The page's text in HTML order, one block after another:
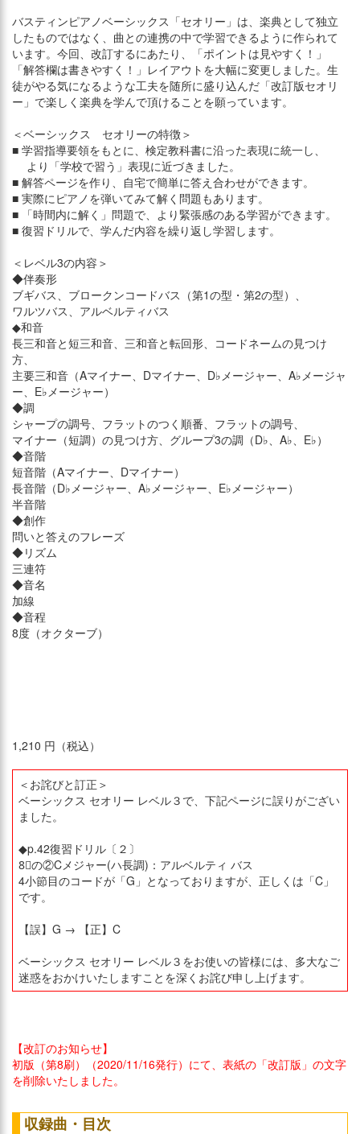
バスティンピアノベーシックス「セオリー」は、楽典として独立
したものではなく、曲との連携の中で学習できるように作られて
います。今回、改訂するにあたり、「ポイントは見やすく！」
「解答欄は書きやすく！」レイアウトを大幅に変更しました。生
徒がやる気になるような工夫を随所に盛り込んだ「改訂版セオリ
ー」で楽しく楽典を学んで頂けることを願っています。
＜ベーシックス セオリーの特徴＞
■ 学習指導要領をもとに、検定教科書に沿った表現に統一し、
より「学校で習う」表現に近づきました。
■ 解答ページを作り、自宅で簡単に答え合わせができます。
■ 実際にピアノを弾いてみて解く問題もあります。
■ 「時間内に解く」問題で、より緊張感のある学習ができます。
■ 復習ドリルで、学んだ内容を繰り返し学習します。
＜レベル3の内容＞
◆伴奏形
ブギバス、ブロークンコードバス（第1の型・第2の型）、
ワルツバス、アルベルティバス
◆和音
長三和音と短三和音、三和音と転回形、コードネームの見つけ
方、
主要三和音（Aマイナー、Dマイナー、D♭メージャー、A♭メージャ
ー、E♭メージャー）
◆調
シャープの調号、フラットのつく順番、フラットの調号、
マイナー（短調）の見つけ方、グループ3の調（D♭、A♭、E♭）
◆音階
短音階（Aマイナー、Dマイナー）
長音階（D♭メージャー、A♭メージャー、E♭メージャー）
半音階
◆創作
問いと答えのフレーズ
◆リズム
三連符
◆音名
加線
◆音程
8度（オクターブ）
1,210 円（税込）
＜お詫びと訂正＞
ベーシックス セオリー レベル３で、下記ページに誤りがござい
ました。
◆p.42復習ドリル〔２〕
8⃣の②Cメジャー(ハ長調)：アルベルティ バス
4小節目のコードが「G」となっておりますが、正しくは「C」
です。
【誤】G → 【正】C
ベーシックス セオリー レベル３をお使いの皆様には、多大なご
迷惑をおかけいたしますことを深くお詫び申し上げます。
【改訂のお知らせ】
初版（第8刷）（2020/11/16発行）にて、表紙の「改訂版」の文字
を削除いたしました。
収録曲・目次